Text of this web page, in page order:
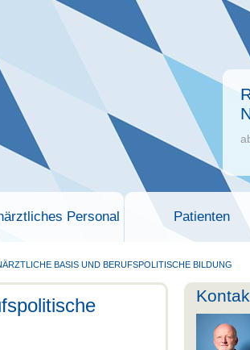
Personal Patienten
BASIS UND BERUFSPOLITISCHE BILDUNG